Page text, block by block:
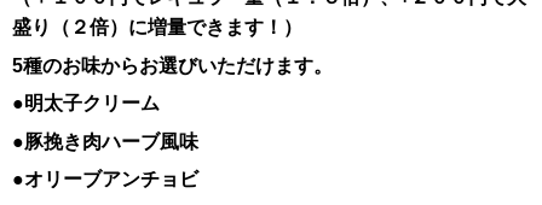
盛り（２倍）に増量できます！）
5種のお味からお選びいただけます。
●明太子クリーム
●豚挽き肉ハーブ風味
●オリーブアンチョビ